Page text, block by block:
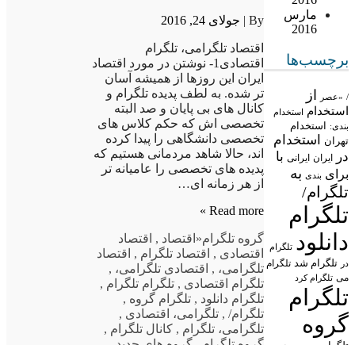
مارس
2016
برچسب‌ها
/ «عصر از
استخدام استخدام
بندی: استخدام
تهران
استخدام
در
ایران ایرانی با
برای بندی به
تلگرام/
تلگرام
دانلود تلگرام
در تلگرام شد تلگرام
می تلگرام کرد
تلگرام
گروه
By | جولای 24, 2016
اقتصاد تلگرامی، تلگرام
اقتصادی1- نوشتن در مورد اقتصاد
ایران این روزها از همیشه آسان
تر شده. به لطف پدیده تلگرام و
کانال های بی پایان و صد البته
تخصصی اش که حکم کلاس های
تخصصی دانشگاهی را پیدا کرده
اند، حالا شاهد مردمانی هستیم که
پدیده های تخصصی را عامیانه تر
از هر زمانه ای…
Read more »
گروه تلگرام«اقتصاد , اقتصاد
اقتصادی , اقتصاد تلگرام , اقتصاد
تلگرامی، , اقتصادی تلگرامی، ,
تلگرام اقتصادی , تلگرام تلگرام ,
تلگرام دانلود , تلگرام گروه ,
تلگرام/, تلگرامی، اقتصادی ,
تلگرامی، تلگرام , کانال تلگرام ,